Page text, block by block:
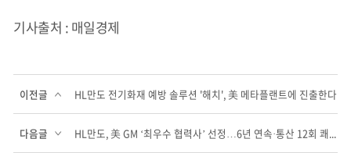
기사출처 : 매일경제
이전글 HL만도 전기화재 예방 솔루션 '해치', 美 메타플랜트에 진출한다
다음글